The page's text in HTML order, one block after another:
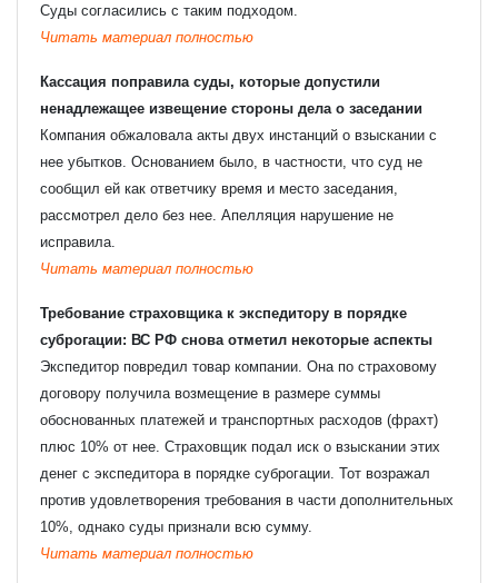
Суды согласились с таким подходом.
Читать материал полностью
Кассация поправила суды, которые допустили
ненадлежащее извещение стороны дела о заседании
Компания обжаловала акты двух инстанций о взыскании с
нее убытков. Основанием было, в частности, что суд не
сообщил ей как ответчику время и место заседания,
рассмотрел дело без нее. Апелляция нарушение не
исправила.
Читать материал полностью
Требование страховщика к экспедитору в порядке
суброгации: ВС РФ снова отметил некоторые аспекты
Экспедитор повредил товар компании. Она по страховому
договору получила возмещение в размере суммы
обоснованных платежей и транспортных расходов (фрахт)
плюс 10% от нее. Страховщик подал иск о взыскании этих
денег с экспедитора в порядке суброгации. Тот возражал
против удовлетворения требования в части дополнительных
10%, однако суды признали всю сумму.
Читать материал полностью
Ваше имя*
Ваш e-mail
Телефон*
Я даю свое согласиена обработку
персональных данных